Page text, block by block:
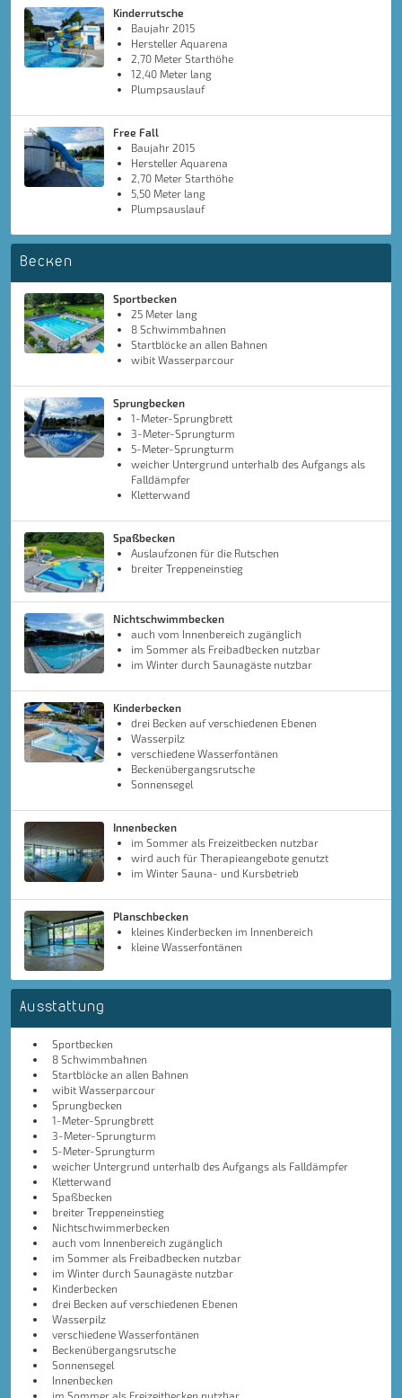
Kinderrutsche
Baujahr 2015
Hersteller Aquarena
2,70 Meter Starthöhe
12,40 Meter lang
Plumpsauslauf
Free Fall
Baujahr 2015
Hersteller Aquarena
2,70 Meter Starthöhe
5,50 Meter lang
Plumpsauslauf
Becken
Sportbecken
25 Meter lang
8 Schwimmbahnen
Startblöcke an allen Bahnen
wibit Wasserparcour
Sprungbecken
1-Meter-Sprungbrett
3-Meter-Sprungturm
5-Meter-Sprungturm
weicher Untergrund unterhalb des Aufgangs als
Falldämpfer
Kletterwand
Spaßbecken
Auslaufzonen für die Rutschen
breiter Treppeneinstieg
Nichtschwimmbecken
auch vom Innenbereich zugänglich
im Sommer als Freibadbecken nutzbar
im Winter durch Saunagäste nutzbar
Kinderbecken
drei Becken auf verschiedenen Ebenen
Wasserpilz
verschiedene Wasserfontänen
Beckenübergangsrutsche
Sonnensegel
Innenbecken
im Sommer als Freizeitbecken nutzbar
wird auch für Therapieangebote genutzt
im Winter Sauna- und Kursbetrieb
Planschbecken
kleines Kinderbecken im Innenbereich
kleine Wasserfontänen
Ausstattung
Sportbecken
8 Schwimmbahnen
Startblöcke an allen Bahnen
wibit Wasserparcour
Sprungbecken
1-Meter-Sprungbrett
3-Meter-Sprungturm
5-Meter-Sprungturm
weicher Untergrund unterhalb des Aufgangs als Falldämpfer
Kletterwand
Spaßbecken
breiter Treppeneinstieg
Nichtschwimmerbecken
auch vom Innenbereich zugänglich
im Sommer als Freibadbecken nutzbar
im Winter durch Saunagäste nutzbar
Kinderbecken
drei Becken auf verschiedenen Ebenen
Wasserpilz
verschiedene Wasserfontänen
Beckenübergangsrutsche
Sonnensegel
Innenbecken
im Sommer als Freizeitbecken nutzbar